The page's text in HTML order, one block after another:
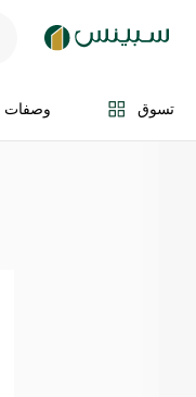
تسوق وصفات
اضف الى السلة